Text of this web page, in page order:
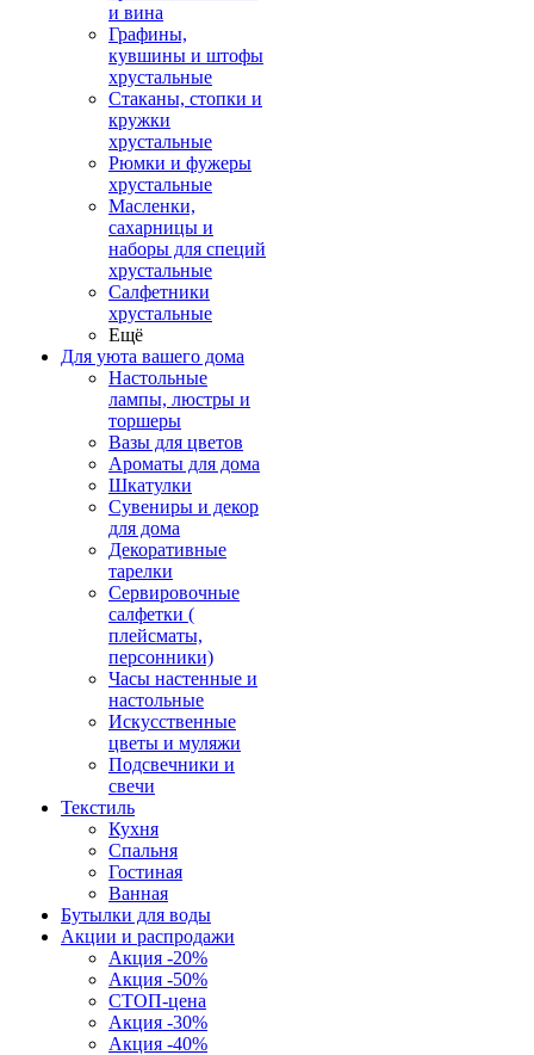
и вина
Графины,
кувшины и штофы
хрустальные
Стаканы, стопки и
кружки
хрустальные
Рюмки и фужеры
хрустальные
Масленки,
сахарницы и
наборы для специй
хрустальные
Салфетники
хрустальные
Ещё
Для уюта вашего дома
Настольные
лампы, люстры и
торшеры
Вазы для цветов
Ароматы для дома
Шкатулки
Сувениры и декор
для дома
Декоративные
тарелки
Сервировочные
салфетки (
плейсматы,
персонники)
Часы настенные и
настольные
Искусственные
цветы и муляжи
Подсвечники и
свечи
Текстиль
Кухня
Спальня
Гостиная
Ванная
Бутылки для воды
Акции и распродажи
Акция -20%
Акция -50%
СТОП-цена
Акция -30%
Акция -40%